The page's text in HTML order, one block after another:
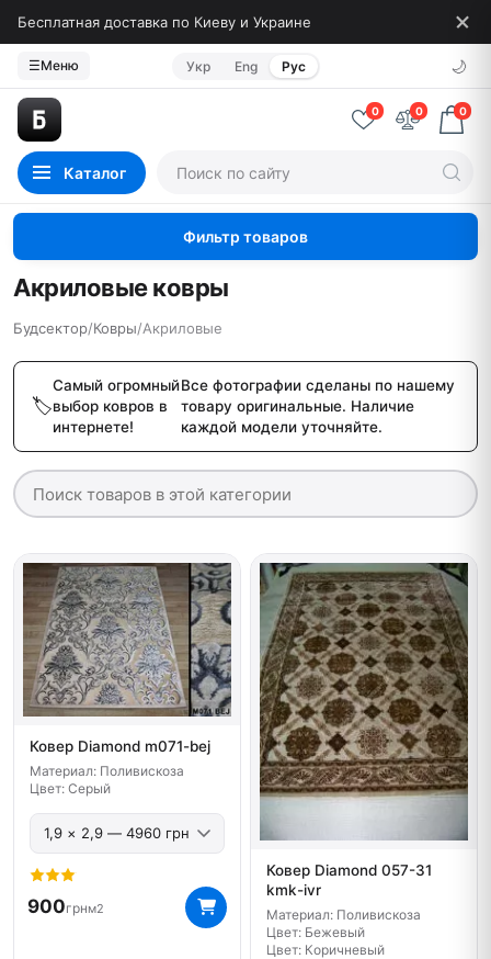
Бесплатная доставка по Киеву и Украине
☰Меню Укр Eng Рус 🌙
Каталог
0 0 0
Акриловые ковры
Будсектор/Ковры/Акриловые
Самый огромный
выбор ковров в
интернете!
Все фотографии сделаны по нашему
товару оригинальные. Наличие
каждой модели уточняйте.
Ковер Diamond m071-bej
Материал: Поливискоза
Цвет: Серый
900грнм2
Ковер Diamond 057-31
kmk-ivr
Материал: Поливискоза
Цвет: Бежевый
Цвет: Коричневый
Фильтр товаров